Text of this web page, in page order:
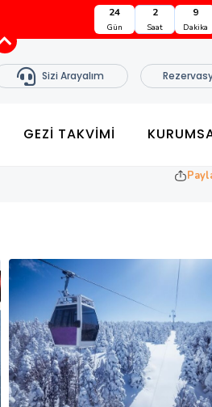
24
Gün
2
Saat
9
Dakika
Sizi Arayalım
GEZI TAKVIMI